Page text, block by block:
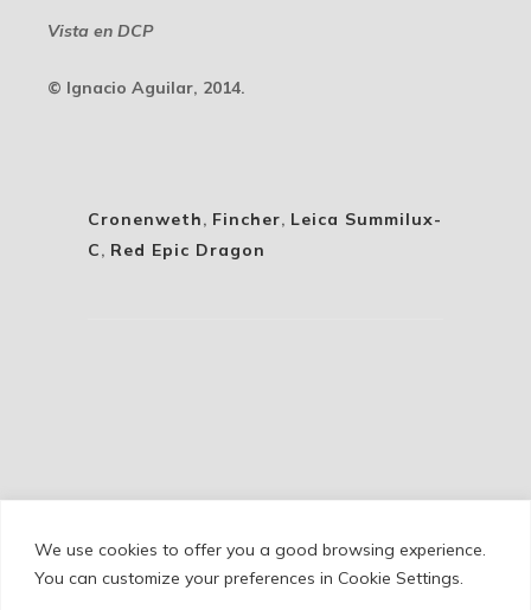
We use cookies to offer you a good browsing experience.
You can customize your preferences in Cookie Settings.
Vista en DCP
© Ignacio Aguilar, 2014.
Cronenweth, Fincher, Leica Summilux-
C, Red Epic Dragon
Cookie Policy/Privacy Policy /Legal Warning